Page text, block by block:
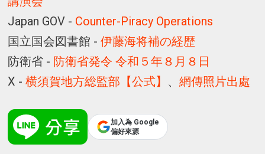
Japan GOV - Counter-Piracy Operations
国立国会図書館 -伊藤海将補の経歴
防衛省 - 防衛省発令 令和５年８月８日
X -横須賀地方総監部【公式】 、網傳照片出處
加入為 Google
偏好來源